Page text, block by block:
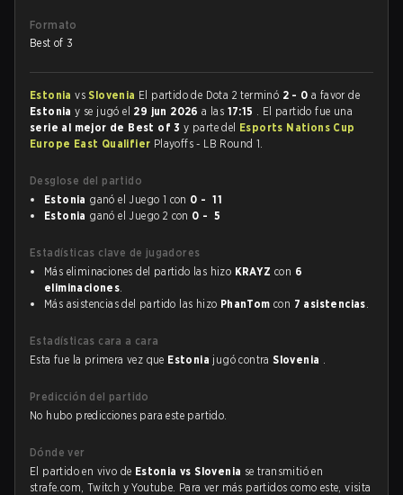
Formato
Best of 3
Estoniavs Slovenia El partido de Dota 2 terminó 2 - 0 a favor de
Estoniay se jugó el 29 jun 2026a las 17:15 . El partido fue una
serie al mejor de Best of 3y parte del Esports Nations Cup
Europe East Qualifier Playoffs - LB Round 1.
Desglose del partido
Estonia ganó el Juego 1 con 0 - 11
Estonia ganó el Juego 2 con 0 - 5
Estadísticas clave de jugadores
Más eliminaciones del partido las hizo KRAYZ con 6
eliminaciones.
Más asistencias del partido las hizo PhanTom con 7 asistencias.
Estadísticas cara a cara
Esta fue la primera vez que Estonia jugó contraSlovenia .
Predicción del partido
No hubo predicciones para este partido.
Dónde ver
El partido en vivo de Estonia vs Slovenia se transmitió en
strafe.com, Twitch y Youtube. Para ver más partidos como este, visita